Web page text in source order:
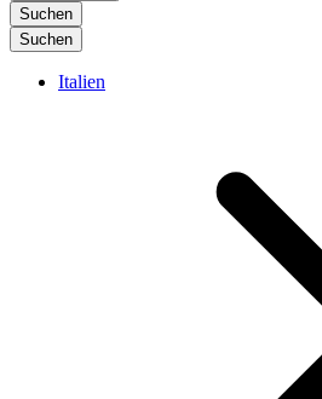
Suchen
Suchen
Italien